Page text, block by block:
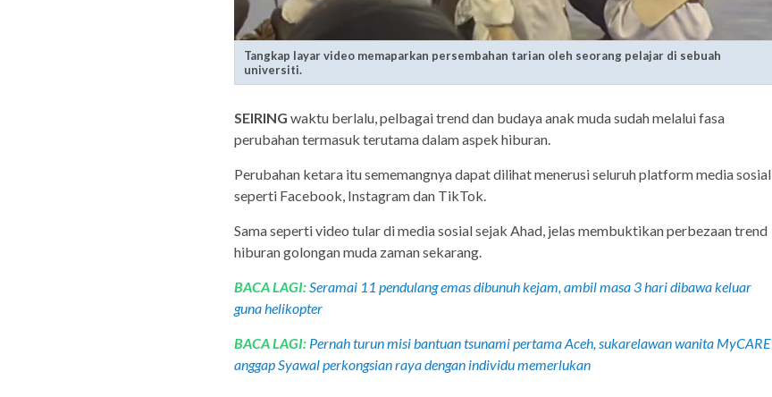
Tangkap layar video memaparkan persembahan tarian oleh seorang pelajar di sebuah
universiti.
SEIRING waktu berlalu, pelbagai trend dan budaya anak muda sudah melalui fasa
perubahan termasuk terutama dalam aspek hiburan.
Perubahan ketara itu sememangnya dapat dilihat menerusi seluruh platform media sosial
seperti Facebook, Instagram dan TikTok.
Sama seperti video tular di media sosial sejak Ahad, jelas membuktikan perbezaan trend
hiburan golongan muda zaman sekarang.
BACA LAGI:Seramai 11 pendulang emas dibunuh kejam, ambil masa 3 hari dibawa keluar
guna helikopter
BACA LAGI: Pernah turun misi bantuan tsunami pertama Aceh, sukarelawan wanita MyCARE
anggap Syawal perkongsian raya dengan individu memerlukan